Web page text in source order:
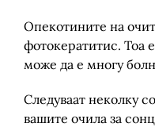
Опекотините на
фотокератитис. Тоа
може да е многу
Следуваат неколку
вашите очила за